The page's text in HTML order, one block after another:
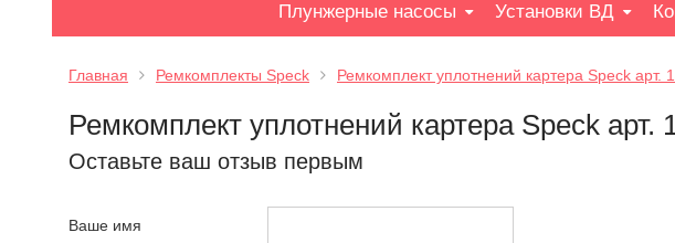
Плунжерные насосы Установки ВД
Главная Ремкомплекты Speck Ремкомплект уплотнений картера Speck арт.
Ремкомплект уплотнений картера Speck арт.
Оставьте ваш отзыв первым
Ваше имя